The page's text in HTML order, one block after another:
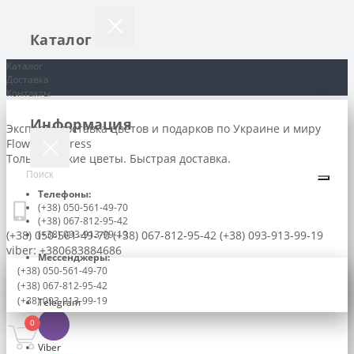
Каталог
Каталог
Доставка
Контакты
Информация
Телефоны:
(+38) 050-561-49-70
(+38) 067-812-95-42
(+38) 093-913-99-19
Мессенджеры:
Telegram
Viber
Экспресс доставка цветов и подарков по Украине и миру
Flowers-express
Только свежие цветы. Быстрая доставка.
(+38) 050-561-49-70(+38) 067-812-95-42 (+38) 093-913-99-19
viber: +380683884686
(+38) 050-561-49-70
(+38) 067-812-95-42
(+38) 093-913-99-19
0